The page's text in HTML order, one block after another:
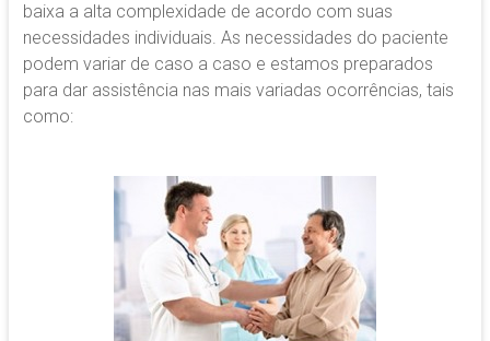
baixa a alta complexidade de acordo com suas
necessidades individuais. As necessidades do paciente
podem variar de caso a caso e estamos preparados
para dar assistência nas mais variadas ocorrências, tais
como: